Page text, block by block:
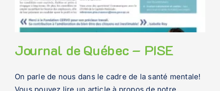
Journal de Québec – PISE
On parle de nous dans le cadre de la santé mentale!